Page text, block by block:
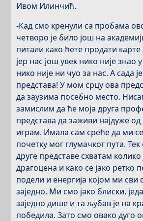
Ивом Илинчић.
-Кад смо кренули са пробама
четворо је било још на
питали како ћете продати карте
јер нас још увек нико није знао
нико није ни чуо за нас. А сада
представа! У мом срцу ова
да заузима посебно место.
замислим да ће моја друга
представа да заживи најдуже од
играм. Имала сам среће да ми
почетку мог глумачког пута.
друге представе схватам колико
драгоцена и како се јако ретко
подели и енергија којом ми
заједно. Ми смо јако блиски,
заједно дише и та љубав је на
победила. Зато смо овако дуго